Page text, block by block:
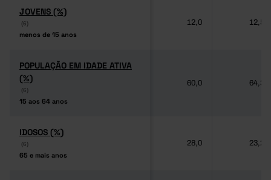
JOVENS (%)
(6)
menos de 15 anos
JOVENS (%)
(6)
menos de 15 anos
12,0 12,5
POPULAÇÃO EM IDADE ATIVA
(%)
(6)
15 aos 64 anos
POPULAÇÃO EM IDADE ATIVA
(%)
(6)
15 aos 64 anos
60,0 64,3
IDOSOS (%)
(6)
65 e mais anos
IDOSOS (%)
(6)
65 e mais anos
28,0 23,2